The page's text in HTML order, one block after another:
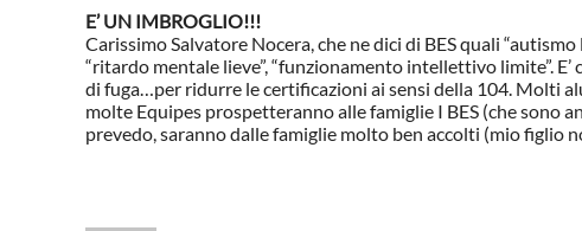
E’ UN IMBROGLIO!!!
Carissimo Salvatore Nocera, che ne dici di BES quali
“ritardo mentale lieve”, “funzionamento intellettivo limite”.
di fuga…per ridurre le certificazioni ai sensi della 104. Molti
molte Equipes prospetteranno alle famiglie I BES (che sono
prevedo, saranno dalle famiglie molto ben accolti (mio figlio